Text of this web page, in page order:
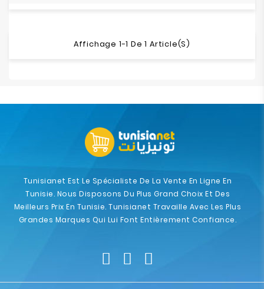
Affichage 1-1 De 1 Article(s)
Tunisianet Est Le Spécialiste De La Vente En Ligne En
Tunisie. Nous Disposons Du Plus Grand Choix Et Des
Meilleurs Prix En Tunisie. Tunisianet Travaille Avec Les Plus
Grandes Marques Qui Lui Font Entièrement Confiance.